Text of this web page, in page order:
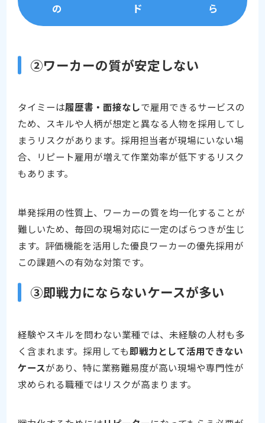
の
ド
ら
②ワーカーの質が安定しない
タイミーは履歴書・面接なしで雇用できるサービスの
ため、スキルや人柄が想定と異なる人物を採用してし
まうリスクがあります。採用担当者が現場にいない場
合、リピート雇用が増えて作業効率が低下するリスク
もあります。
単発採用の性質上、ワーカーの質を均一化することが
難しいため、毎回の現場対応に一定のばらつきが生じ
ます。評価機能を活用した優良ワーカーの優先採用が
この課題への有効な対策です。
③即戦力にならないケースが多い
経験やスキルを問わない業種では、未経験の人材も多
く含まれます。採用しても即戦力として活用できない
ケースがあり、特に業務難易度が高い現場や専門性が
求められる職種ではリスクが高まります。